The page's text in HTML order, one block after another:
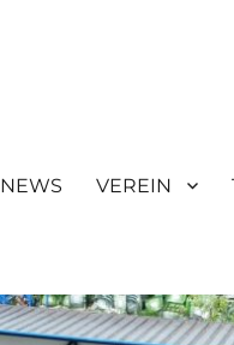
NEWS VEREIN